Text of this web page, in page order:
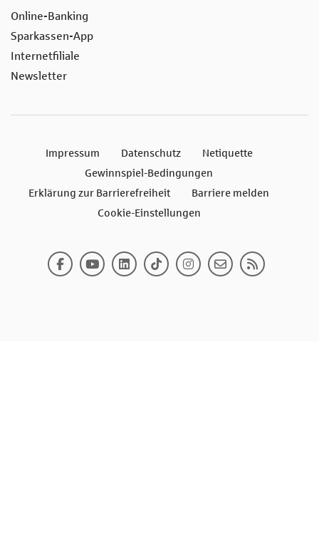
Online-Banking
Sparkassen-App
Internetfiliale
Newsletter
Impressum Datenschutz
Netiquette
Gewinnspiel-Bedingungen
Erklärung zur Barrierefreiheit
Barriere melden
Cookie-Einstellungen